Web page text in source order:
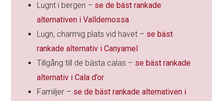
Lugnt i bergen – se de bäst rankade
alternativen i Valldemossa
Lugn, charmig plats vid havet – se bäst
rankade alternativ i Canyamel
Tillgång till de bästa calas – se bäst rankade
alternativ i Cala d’or
Familjer – se de bäst rankade alternativen i